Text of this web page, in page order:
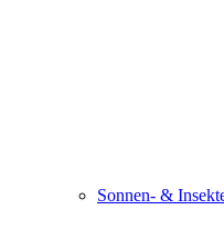
Sonnen- &